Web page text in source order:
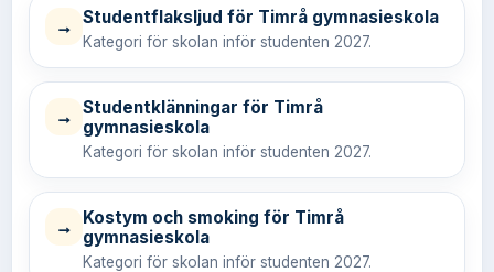
→ Studentflaksljud för Timrå gymnasieskola
Kategori för skolan inför studenten 2027.
→ Studentklänningar för Timrå
gymnasieskola
Kategori för skolan inför studenten 2027.
→
Kostym och smoking för Timrå
gymnasieskola
Kategori för skolan inför studenten 2027.